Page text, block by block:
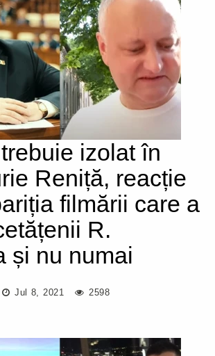
izolat în
Reniță, reacție
filmării care a
R.
și nu numai
Jul 8, 2021 2598